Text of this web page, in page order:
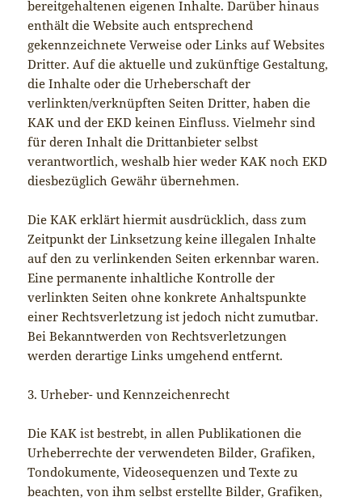
bereitgehaltenen eigenen Inhalte. Darüber hinaus
enthält die Website auch entsprechend
gekennzeichnete Verweise oder Links auf Websites
Dritter. Auf die aktuelle und zukünftige Gestaltung,
die Inhalte oder die Urheberschaft der
verlinkten/verknüpften Seiten Dritter, haben die
KAK und der EKD keinen Einfluss. Vielmehr sind
für deren Inhalt die Drittanbieter selbst
verantwortlich, weshalb hier weder KAK noch EKD
diesbezüglich Gewähr übernehmen.
Die KAK erklärt hiermit ausdrücklich, dass zum
Zeitpunkt der Linksetzung keine illegalen Inhalte
auf den zu verlinkenden Seiten erkennbar waren.
Eine permanente inhaltliche Kontrolle der
verlinkten Seiten ohne konkrete Anhaltspunkte
einer Rechtsverletzung ist jedoch nicht zumutbar.
Bei Bekanntwerden von Rechtsverletzungen
werden derartige Links umgehend entfernt.
3. Urheber- und Kennzeichenrecht
Die KAK ist bestrebt, in allen Publikationen die
Urheberrechte der verwendeten Bilder, Grafiken,
Tondokumente, Videosequenzen und Texte zu
beachten, von ihm selbst erstellte Bilder, Grafiken,